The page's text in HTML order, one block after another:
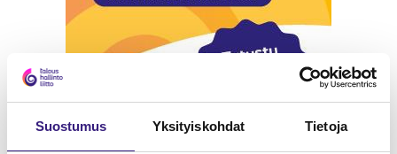
Suostumus Yksityiskohdat Tietoja